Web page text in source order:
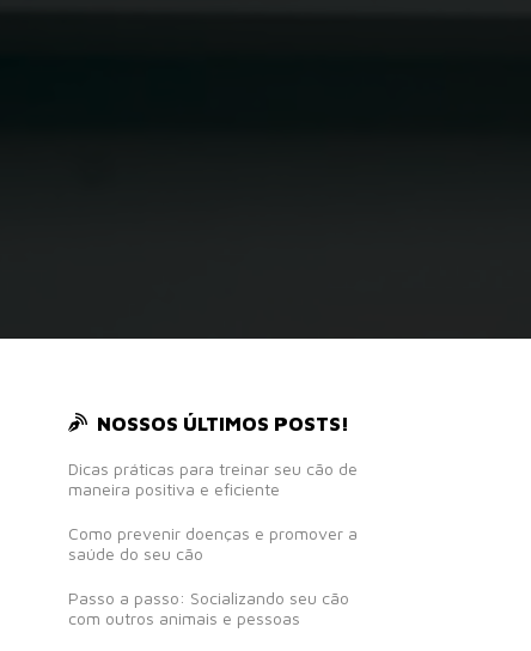
NOSSOS ÚLTIMOS POSTS!
Dicas práticas para treinar seu cão de
maneira positiva e eficiente
Como prevenir doenças e promover a
saúde do seu cão
Passo a passo: Socializando seu cão
com outros animais e pessoas